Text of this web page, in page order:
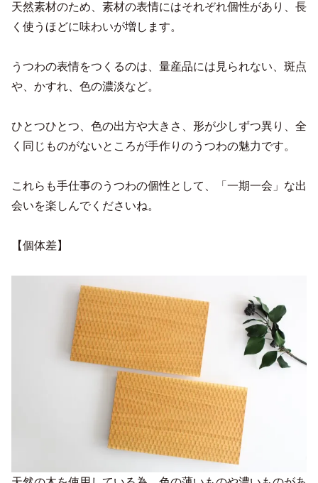
天然素材のため、素材の表情にはそれぞれ個性があり、長
く使うほどに味わいが増します。
うつわの表情をつくるのは、量産品には見られない、斑点
や、かすれ、色の濃淡など。
ひとつひとつ、色の出方や大きさ、形が少しずつ異り、全
く同じものがないところが手作りのうつわの魅力です。
これらも手仕事のうつわの個性として、「一期一会」な出
会いを楽しんでくださいね。
【個体差】